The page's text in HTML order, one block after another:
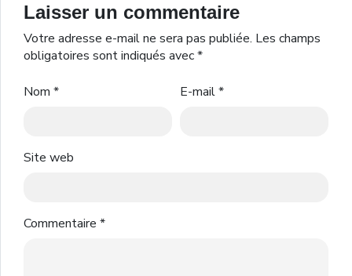
Laisser un commentaire
Votre adresse e-mail ne sera pas publiée. Les champs
obligatoires sont indiqués avec*
Nom * E-mail*
Site web
Commentaire *